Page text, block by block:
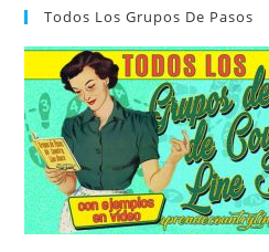
Todos Los Grupos De Pasos